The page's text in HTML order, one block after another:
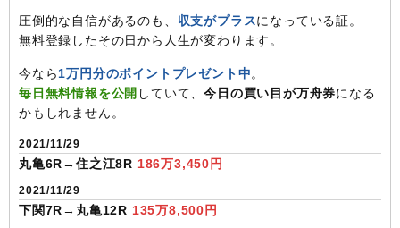
圧倒的な自信があるのも、 収支がプラスになっている証。
無料登録したその日から人生が変わります。
今なら1万円分のポイントプレゼント中。
毎日無料情報を公開 していて、今日の買い目が万舟券になる
かもしれません。
2021/11/29
丸亀6R→住之江8R 186万3,450円
2021/11/29
下関7R→丸亀12R 135万8,500円